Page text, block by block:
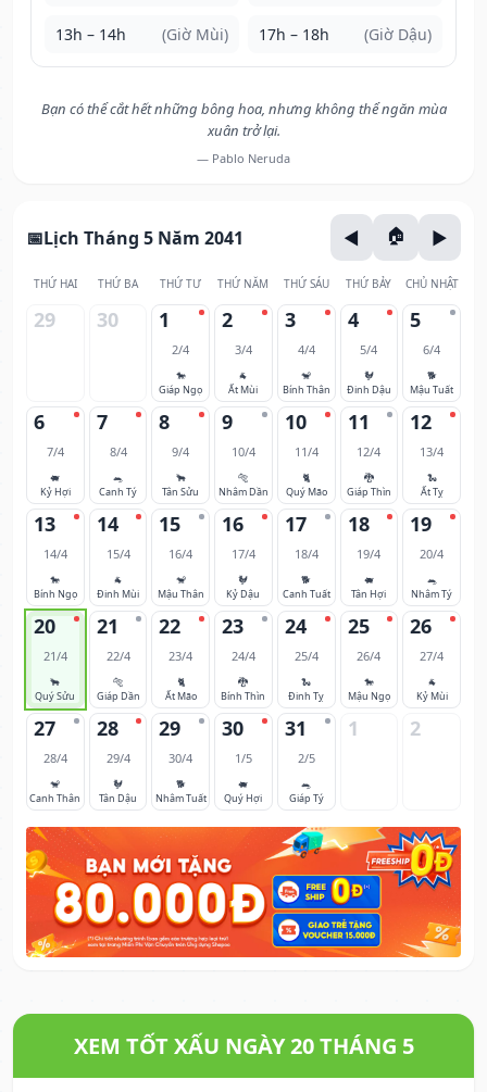
13h – 14h (Giờ Mùi) 17h – 18h (Giờ Dậu)
Bạn có thể cắt hết những bông hoa, nhưng không thể ngăn mùa
xuân trở lại.
— Pablo Neruda
Lịch Tháng 5 Năm 2041
THỨ HAI THỨ BA THỨ TƯ THỨ NĂM THỨ SÁU THỨ BẢY CHỦ NHẬT
29 30 1
2/4
🐎
Giáp Ngọ
2
3/4
🐐
Ất Mùi
3
4/4
🐒
Bính Thân
4
5/4
🐓
Đinh Dậu
5
6/4
🐕
Mậu Tuất
6
7/4
🐖
Kỷ Hợi
7
8/4
🐀
Canh Tý
8
9/4
🐂
Tân Sửu
9
10/4
🐅
Nhâm Dần
10
11/4
🐈
Quý Mão
11
12/4
🐉
Giáp Thìn
12
13/4
🐍
Ất Tỵ
13
14/4
🐎
Bính Ngọ
14
15/4
🐐
Đinh Mùi
15
16/4
🐒
Mậu Thân
16
17/4
🐓
Kỷ Dậu
17
18/4
🐕
Canh Tuất
18
19/4
🐖
Tân Hợi
19
20/4
🐀
Nhâm Tý
20
21/4
🐂
Quý Sửu
21
22/4
🐅
Giáp Dần
22
23/4
🐈
Ất Mão
23
24/4
🐉
Bính Thìn
24
25/4
🐍
Đinh Tỵ
25
26/4
🐎
Mậu Ngọ
26
27/4
🐐
Kỷ Mùi
27
28/4
🐒
Canh Thân
28
29/4
🐓
Tân Dậu
29
30/4
🐕
Nhâm Tuất
30
1/5
🐖
Quý Hợi
31
2/5
🐀
Giáp Tý
1 2
XEM TỐT XẤU NGÀY 20 THÁNG 5